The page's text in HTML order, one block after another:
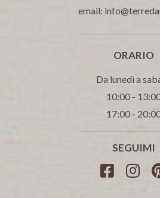
email:
ORARIO
Da lunedì a
10:00 -
17:00 -
SEGUIMI